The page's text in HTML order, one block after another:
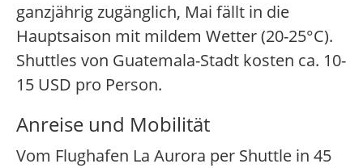
ganzjährig zugänglich, Mai fällt in die
Hauptsaison mit mildem Wetter (20-25°C).
Shuttles von Guatemala-Stadt kosten ca. 10-
15 USD pro Person.
Anreise und Mobilität
Vom Flughafen La Aurora per Shuttle in 45